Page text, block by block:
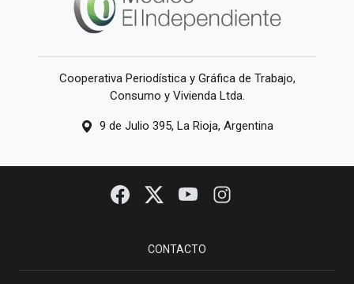
Cooperativa Periodística y Gráfica de Trabajo,
Consumo y Vivienda Ltda.
9 de Julio 395, La Rioja, Argentina
CONTACTO